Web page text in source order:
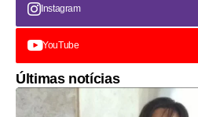
Instagram
YouTube
Últimas notícias